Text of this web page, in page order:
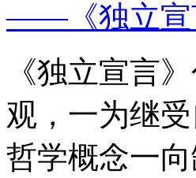
——《独立宣
《独立宣言
观，一为继
哲学概念一